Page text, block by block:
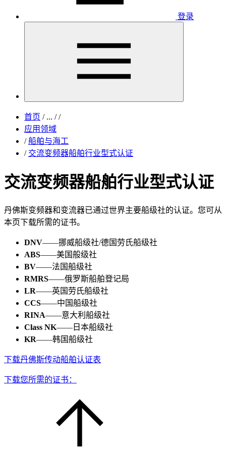
登录
首页 /... / /
应用领域
/ 船舶与海工
/ 交流变频器船舶行业型式认证
交流变频器船舶行业型式认证
丹佛斯变频器和变流器已通过世界主要船级社的认证。您可从
本页下载所需的证书。
DNV——挪威船级社/德国劳氏船级社
ABS——美国般级社
BV——法国船级社
RMRS——俄罗斯船舶登记局
LR——英国劳氏船级社
CCS——中国船级社
RINA——意大利船级社
Class NK——日本船级社
KR——韩国船级社
下载丹佛斯传动船舶认证表
下载您所需的证书：